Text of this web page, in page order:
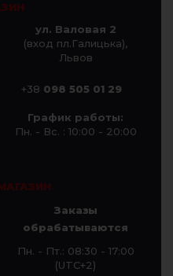
ул. Валовая 2
(вход пл.Галицька),
Львов
+38 098 505 01 29
График работы:
Пн. - Вс. : 10:00 - 20:00
Заказы
обрабатываются
Пн. - Пт.: 08:30 - 17:00
(UTC+2)